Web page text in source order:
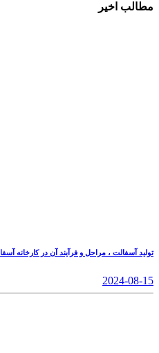
مطالب اخیر
تولید آسفالت ، مراحل و فرآیند آن در کارخانه
2024-08-15